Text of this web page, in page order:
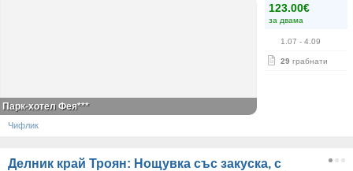
123.00€
за двама
1.07 - 4.09
29 грабнати
Парк-хотел Фея***
Чифлик
Делник край Троян: Нощувка със закуска, с